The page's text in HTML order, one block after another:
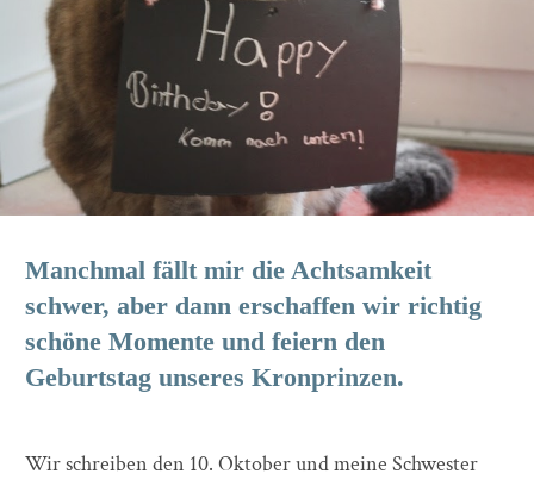
Manchmal fällt mir die Achtsamkeit
schwer, aber dann erschaffen wir richtig
schöne Momente und feiern den
Geburtstag unseres Kronprinzen.
Wir schreiben den 10. Oktober und meine Schwester